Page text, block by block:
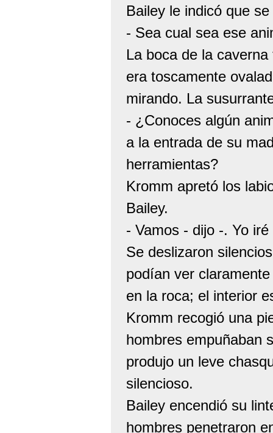
Bailey le indicó que
- Sea cual sea ese
La boca de la
era toscamente
mirando. La
- ¿Conoces algún
a la entrada de su
herramientas?
Kromm apretó los
Bailey.
- Vamos - dijo -. Yo
Se deslizaron
podían ver
en la roca; el interior
Kromm recogió una
hombres empuñaban
produjo un leve
silencioso.
Bailey encendió su
hombres penetraron